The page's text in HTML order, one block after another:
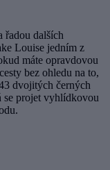
řadou dalších
Louise jedním z
máte opravdovou
bez ohledu na to,
dvojitých černých
se projet vyhlídkovou